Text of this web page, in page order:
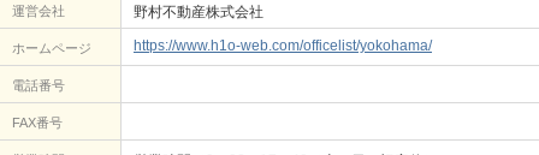
運営会社 野村不動産株式会社
ホームページ https://www.h1o-web.com/officelist/yokohama/
電話番号
FAX番号